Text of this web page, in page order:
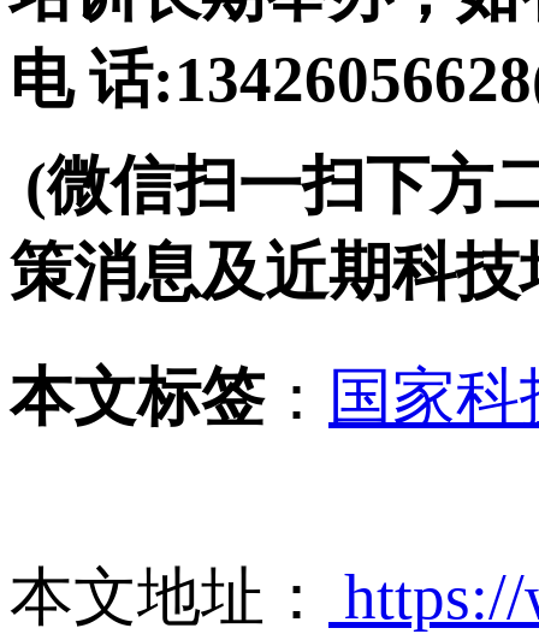
电 话
(微信扫一扫下方
策消息及近期科
本文标签： 国家
本文地址：